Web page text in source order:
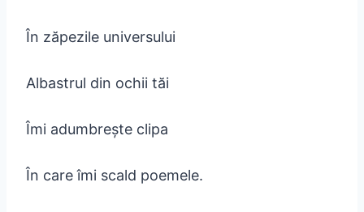
În zăpezile universului
Albastrul din ochii tăi
Îmi adumbrește clipa
În care îmi scald poemele.